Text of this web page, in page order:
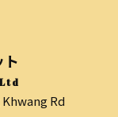
ト
Rd